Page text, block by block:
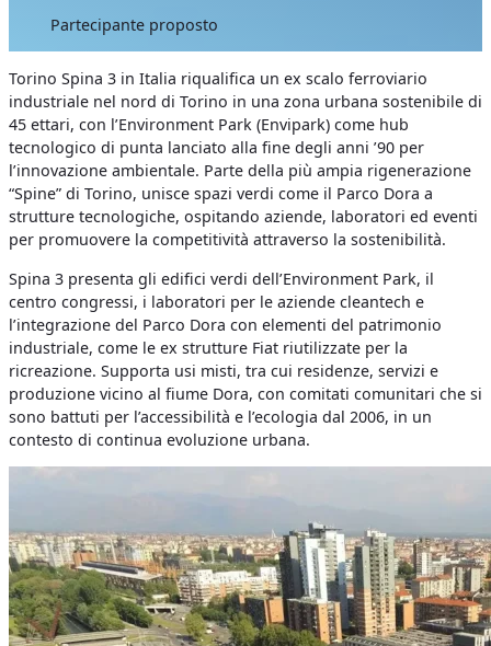
Partecipante proposto
Torino Spina 3 in Italia riqualifica un ex scalo ferroviario
industriale nel nord di Torino in una zona urbana sostenibile di
45 ettari, con l’Environment Park (Envipark) come hub
tecnologico di punta lanciato alla fine degli anni ’90 per
l’innovazione ambientale. Parte della più ampia rigenerazione
“Spine” di Torino, unisce spazi verdi come il Parco Dora a
strutture tecnologiche, ospitando aziende, laboratori ed eventi
per promuovere la competitività attraverso la sostenibilità.
Spina 3 presenta gli edifici verdi dell’Environment Park, il
centro congressi, i laboratori per le aziende cleantech e
l’integrazione del Parco Dora con elementi del patrimonio
industriale, come le ex strutture Fiat riutilizzate per la
ricreazione. Supporta usi misti, tra cui residenze, servizi e
produzione vicino al fiume Dora, con comitati comunitari che si
sono battuti per l’accessibilità e l’ecologia dal 2006, in un
contesto di continua evoluzione urbana.